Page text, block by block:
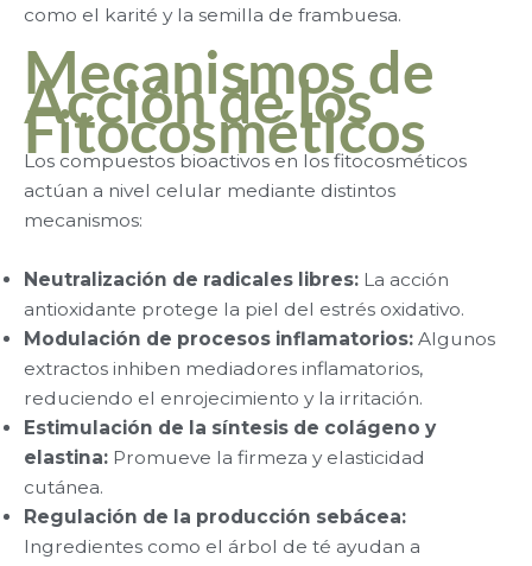
como el karité y la semilla de frambuesa.
Mecanismos de
Acción de los
Fitocosméticos
Los compuestos bioactivos en los fitocosméticos
actúan a nivel celular mediante distintos
mecanismos:
Neutralización de radicales libres: La acción
antioxidante protege la piel del estrés oxidativo.
Modulación de procesos inflamatorios: Algunos
extractos inhiben mediadores inflamatorios,
reduciendo el enrojecimiento y la irritación.
Estimulación de la síntesis de colágeno y
elastina: Promueve la firmeza y elasticidad
cutánea.
Regulación de la producción sebácea:
Ingredientes como el árbol de té ayudan a